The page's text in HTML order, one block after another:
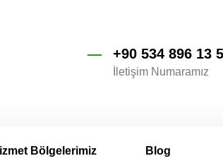
+90 534 896 13
İletişim Numaramız
Bölgelerimiz Blog